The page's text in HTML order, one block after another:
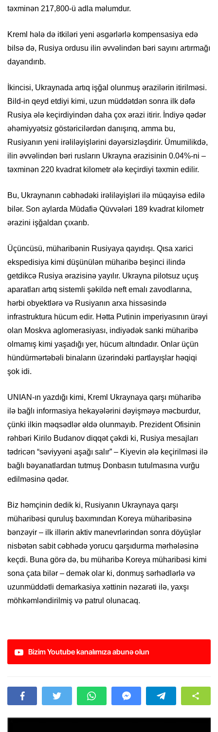
təxminən 217,800-ü adla məlumdur.
Kreml hələ də itkiləri yeni əsgərlərlə kompensasiya edə
bilsə də, Rusiya ordusu ilin əvvəlindən bəri sayını artırmağı
dayandırıb.
İkincisi, Ukraynada artıq işğal olunmuş ərazilərin itirilməsi.
Bild-in qeyd etdiyi kimi, uzun müddətdən sonra ilk dəfə
Rusiya ələ keçirdiyindən daha çox ərazi itirir. İndiyə qədər
əhəmiyyətsiz göstəricilərdən danışırıq, amma bu,
Rusiyanın yeni irəliləyişlərini dəyərsizləşdirir. Ümumilikdə,
ilin əvvəlindən bəri rusların Ukrayna ərazisinin 0.04%-ni –
təxminən 220 kvadrat kilometr ələ keçirdiyi təxmin edilir.
Bu, Ukraynanın cəbhədəki irəliləyişləri ilə müqayisə edilə
bilər. Son aylarda Müdafiə Qüvvələri 189 kvadrat kilometr
ərazini işğaldan çıxarıb.
Üçüncüsü, müharibənin Rusiyaya qayıdışı. Qısa xarici
ekspedisiya kimi düşünülən müharibə beşinci ilində
getdikcə Rusiya ərazisinə yayılır. Ukrayna pilotsuz uçuş
aparatları artıq sistemli şəkildə neft emalı zavodlarına,
hərbi obyektlərə və Rusiyanın arxa hissəsində
infrastruktura hücum edir. Hətta Putinin imperiyasının ürəyi
olan Moskva aglomerasiyası, indiyədək sanki müharibə
olmamış kimi yaşadığı yer, hücum altındadır. Onlar üçün
hündürmərtəbəli binaların üzərindəki partlayışlar həqiqi
şok idi.
UNIAN-ın yazdığı kimi, Kreml Ukraynaya qarşı müharibə
ilə bağlı informasiya hekayələrini dəyişməyə məcburdur,
çünki ilkin məqsədlər əldə olunmayıb. Prezident Ofisinin
rəhbəri Kirilo Budanov diqqət çəkdi ki, Rusiya mesajları
tədricən “səviyyəni aşağı salır” – Kiyevin ələ keçirilməsi ilə
bağlı bəyanatlardan tutmuş Donbasın tutulmasına vurğu
edilməsinə qədər.
Biz həmçinin dedik ki, Rusiyanın Ukraynaya qarşı
müharibəsi quruluş baxımından Koreya müharibəsinə
bənzəyir – ilk illərin aktiv manevrlərindən sonra döyüşlər
nisbətən sabit cəbhədə yorucu qarşıdurma mərhələsinə
keçdi. Buna görə də, bu müharibə Koreya müharibəsi kimi
sona çata bilər – demək olar ki, donmuş sərhədlərlə və
uzunmüddətli demarkasiya xəttinin nəzarəti ilə, yaxşı
möhkəmləndirilmiş və patrul olunacaq.
Bizim Youtube kanalımıza abunə olun